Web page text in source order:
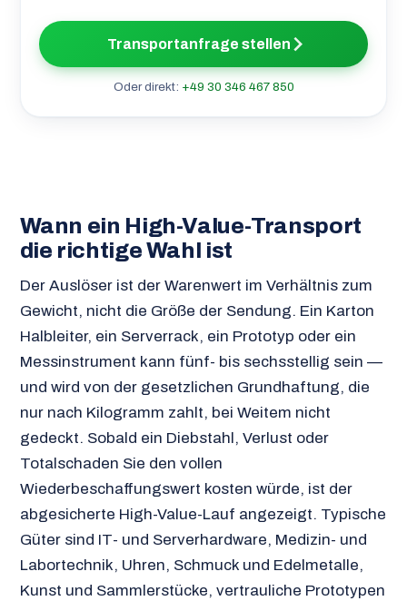
Transportanfrage stellen
Oder direkt: +49 30 346 467 850
Wann ein High-Value-Transport
die richtige Wahl ist
Der Auslöser ist der Warenwert im Verhältnis zum
Gewicht, nicht die Größe der Sendung. Ein Karton
Halbleiter, ein Serverrack, ein Prototyp oder ein
Messinstrument kann fünf- bis sechsstellig sein —
und wird von der gesetzlichen Grundhaftung, die
nur nach Kilogramm zahlt, bei Weitem nicht
gedeckt. Sobald ein Diebstahl, Verlust oder
Totalschaden Sie den vollen
Wiederbeschaffungswert kosten würde, ist der
abgesicherte High-Value-Lauf angezeigt. Typische
Güter sind IT- und Serverhardware, Medizin- und
Labortechnik, Uhren, Schmuck und Edelmetalle,
Kunst und Sammlerstücke, vertrauliche Prototypen